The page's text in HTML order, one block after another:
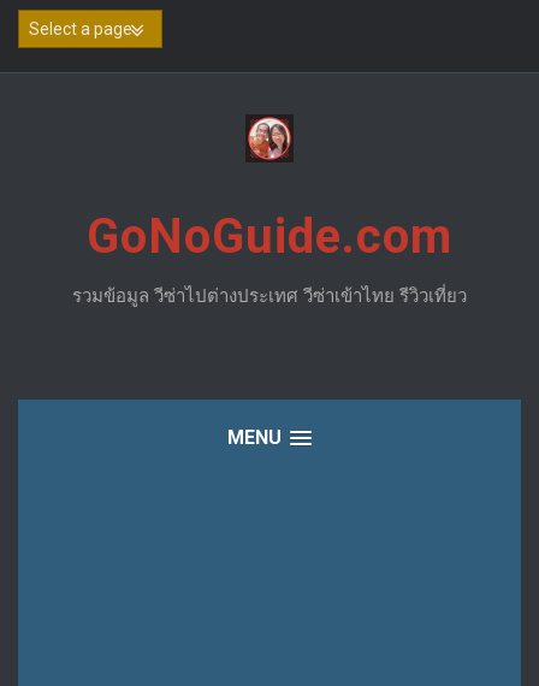
Skip
GoNoGuide.com
รวมข้อมูล วีซ่าไปต่างประเทศ วีซ่าเข้าไทย รีวิวเที่ยว
MENU